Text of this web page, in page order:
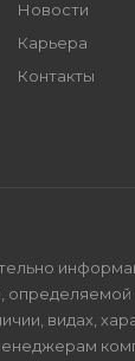
Новости
Карьера
Контакты
видах,